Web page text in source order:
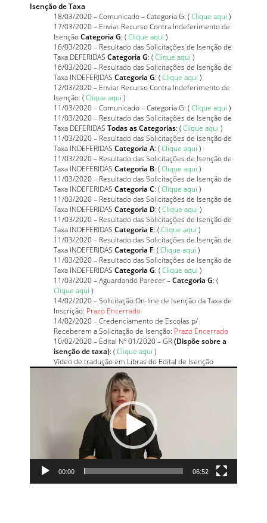
Isenção de Taxa
18/03/2020 – Comunicado – Categoria G: (Clique aqui )
17/03/2020 – Enviar Recurso Contra Indeferimento de
IsençãoCategoria G: (Clique aqui )
16/03/2020 – Resultado das Solicitações de Isenção de
Taxa DEFERIDAS Categoria G: (Clique aqui )
16/03/2020 – Resultado das Solicitações de Isenção de
Taxa INDEFERIDAS Categoria G: (Clique aqui )
12/03/2020 – Enviar Recurso Contra Indeferimento de
Isenção: (Clique aqui )
11/03/2020 – Comunicado – Categoria G: (Clique aqui )
11/03/2020 – Resultado das Solicitações de Isenção de
Taxa DEFERIDAS Todas as Categorias: (Clique aqui )
11/03/2020 – Resultado das Solicitações de Isenção de
Taxa INDEFERIDAS Categoria A: (Clique aqui )
11/03/2020 – Resultado das Solicitações de Isenção de
Taxa INDEFERIDAS Categoria B: (Clique aqui )
11/03/2020 – Resultado das Solicitações de Isenção de
Taxa INDEFERIDAS Categoria C: (Clique aqui )
11/03/2020 – Resultado das Solicitações de Isenção de
Taxa INDEFERIDAS Categoria D: (Clique aqui )
11/03/2020 – Resultado das Solicitações de Isenção de
Taxa INDEFERIDAS Categoria E: (Clique aqui )
11/03/2020 – Resultado das Solicitações de Isenção de
Taxa INDEFERIDAS Categoria F: (Clique aqui )
11/03/2020 – Resultado das Solicitações de Isenção de
Taxa INDEFERIDAS Categoria G: (Clique aqui )
11/03/2020 – Aguardando Parecer –Categoria G: (
Clique aqui )
14/02/2020 – Solicitação On-line de Isenção da Taxa de
Inscrição: Prazo Encerrado
14/02/2020 – Credenciamento de Escolas p/
Receberem a Solicitação de Isenção: Prazo Encerrado
10/02/2020 – Edital Nº 01/2020 – GR(Dispõe sobre a
isenção de taxa): (Clique aqui )
Vídeo de tradução em Libras do Edital de Isenção
Tocador
00:00 06:52